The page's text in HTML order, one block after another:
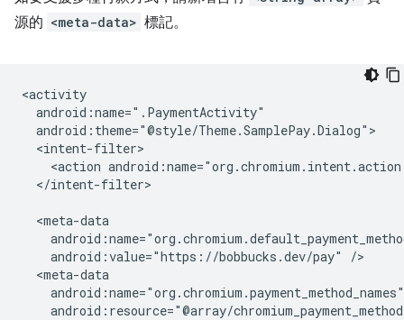
源的 <meta-data> 標記。
<action
</intent-filter>
android:value="https://bobbucks.dev/pay"
android:resource="@array/